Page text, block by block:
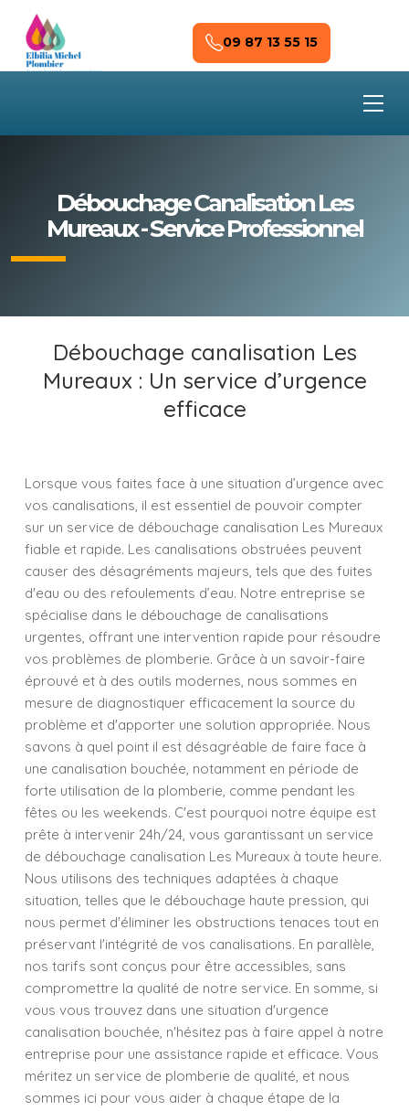
Skip to main content
09 87 13 55 15
Débouchage Canalisation Les
Mureaux - Service Professionnel
Débouchage canalisation Les
Mureaux : Un service d’urgence
efficace
Lorsque vous faites face à une situation d’urgence avec
vos canalisations, il est essentiel de pouvoir compter
sur un service de débouchage canalisation Les Mureaux
fiable et rapide. Les canalisations obstruées peuvent
causer des désagréments majeurs, tels que des fuites
d'eau ou des refoulements d’eau. Notre entreprise se
spécialise dans le débouchage de canalisations
urgentes, offrant une intervention rapide pour résoudre
vos problèmes de plomberie. Grâce à un savoir-faire
éprouvé et à des outils modernes, nous sommes en
mesure de diagnostiquer efficacement la source du
problème et d'apporter une solution appropriée. Nous
savons à quel point il est désagréable de faire face à
une canalisation bouchée, notamment en période de
forte utilisation de la plomberie, comme pendant les
fêtes ou les weekends. C'est pourquoi notre équipe est
prête à intervenir 24h/24, vous garantissant un service
de débouchage canalisation Les Mureaux à toute heure.
Nous utilisons des techniques adaptées à chaque
situation, telles que le débouchage haute pression, qui
nous permet d'éliminer les obstructions tenaces tout en
préservant l'intégrité de vos canalisations. En parallèle,
nos tarifs sont conçus pour être accessibles, sans
compromettre la qualité de notre service. En somme, si
vous vous trouvez dans une situation d'urgence
canalisation bouchée, n'hésitez pas à faire appel à notre
entreprise pour une assistance rapide et efficace. Vous
méritez un service de plomberie de qualité, et nous
sommes ici pour vous aider à chaque étape de la